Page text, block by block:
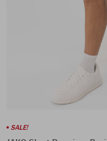
SALE!